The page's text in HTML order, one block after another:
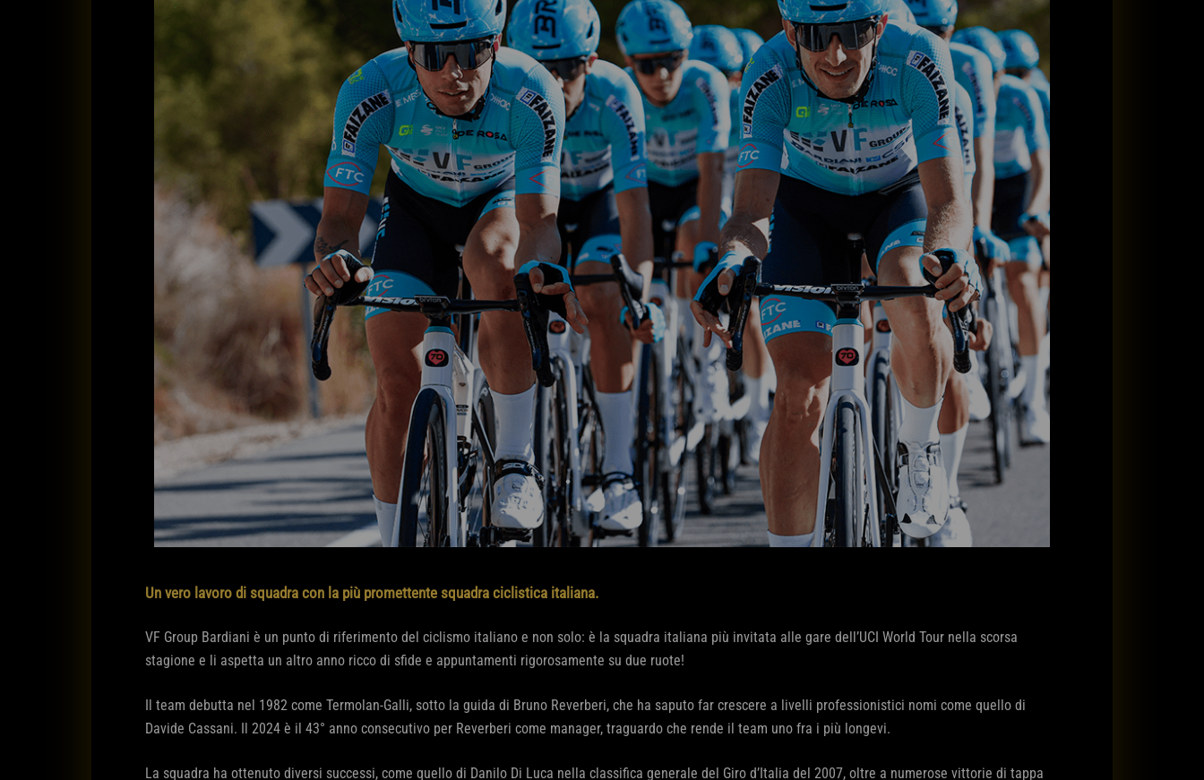
Un vero lavoro di squadra con la più promettente squadra ciclistica italiana.
VF Group Bardiani è un punto di riferimento del ciclismo italiano e non solo: è la squadra italiana più invitata alle gare dell’UCI World Tour nella scorsa
stagione e li aspetta un altro anno ricco di sfide e appuntamenti rigorosamente su due ruote!
Il team debutta nel 1982 come Termolan-Galli, sotto la guida di Bruno Reverberi, che ha saputo far crescere a livelli professionistici nomi come quello di
Davide Cassani. Il 2024 è il 43° anno consecutivo per Reverberi come manager, traguardo che rende il team uno fra i più longevi.
La squadra ha ottenuto diversi successi, come quello di Danilo Di Luca nella classifica generale del Giro d’Italia del 2007, oltre a numerose vittorie di tappa